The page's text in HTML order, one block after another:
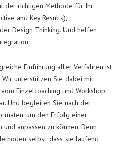
der richtigen Methode für Ihr
and Key Results),
Design Thinking. Und helfen
Einführung aller Verfahren ist
unterstützen Sie dabei mit
Einzelcoaching und Workshop
Und begleiten Sie nach der
um den Erfolg einer
anpassen zu können. Denn
selbst, dass sie laufend